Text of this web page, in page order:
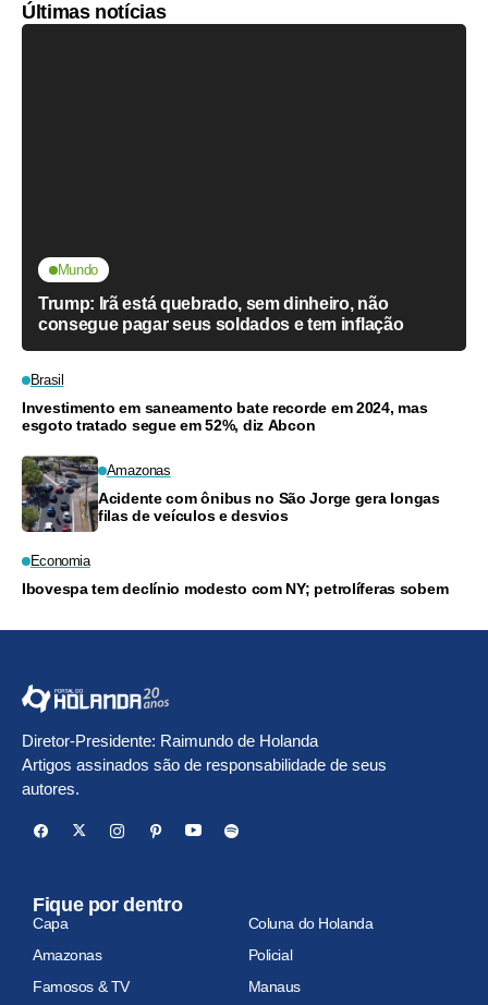
Últimas notícias
Mundo
Trump: Irã está quebrado, sem dinheiro, não
consegue pagar seus soldados e tem inflação
Brasil
Investimento em saneamento bate recorde em 2024, mas
esgoto tratado segue em 52%, diz Abcon
Amazonas
Acidente com ônibus no São Jorge gera longas
filas de veículos e desvios
Economia
Ibovespa tem declínio modesto com NY; petrolíferas sobem
Diretor-Presidente: Raimundo de Holanda
Artigos assinados são de responsabilidade de seus
autores.
Fique por dentro
Capa
Coluna do Holanda
Amazonas
Policial
Famosos & TV
Manaus